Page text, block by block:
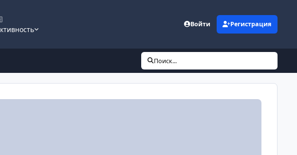
Войти Регистрация
Поиск...